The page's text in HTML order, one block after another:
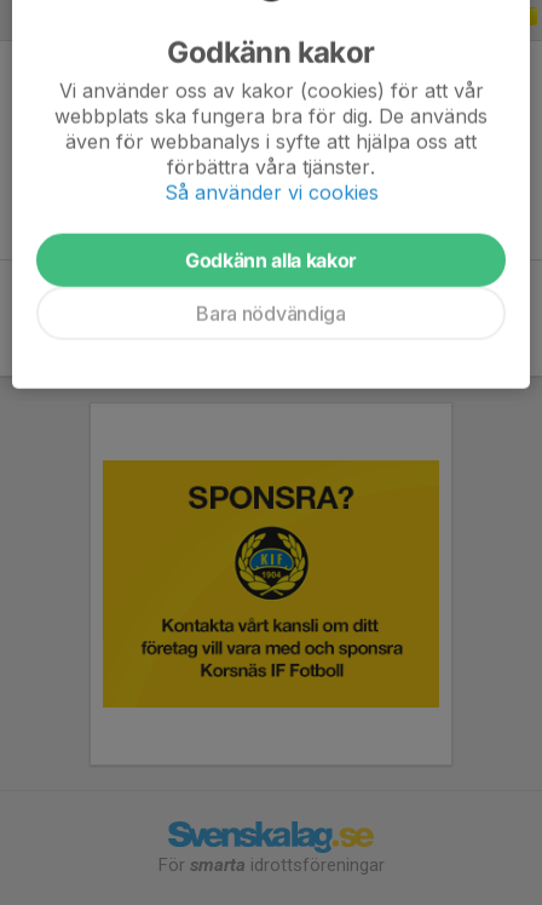
Ingen statistik finns för detta år
För smarta idrottsföreningar
Godkänn kakor
Vi använder oss av kakor (cookies) för att vår
webbplats ska fungera bra för dig. De används
även för webbanalys i syfte att hjälpa oss att
förbättra våra tjänster.
Så använder vi cookies
Godkänn alla kakor
Bara nödvändiga